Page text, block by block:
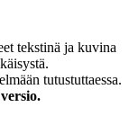
tekstinä ja kuvina
tutustuttaessa.